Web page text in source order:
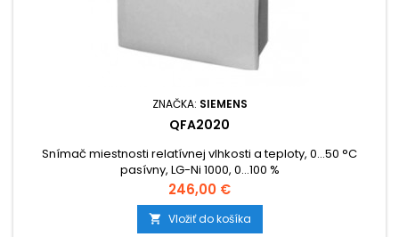
ZNAČKA: SIEMENS
QFA2020
Snímač miestnosti relatívnej vlhkosti a teploty, 0...50 °C
pasívny, LG-Ni 1000, 0...100 %
Cena
246,00 €
 Vložiť do košíka